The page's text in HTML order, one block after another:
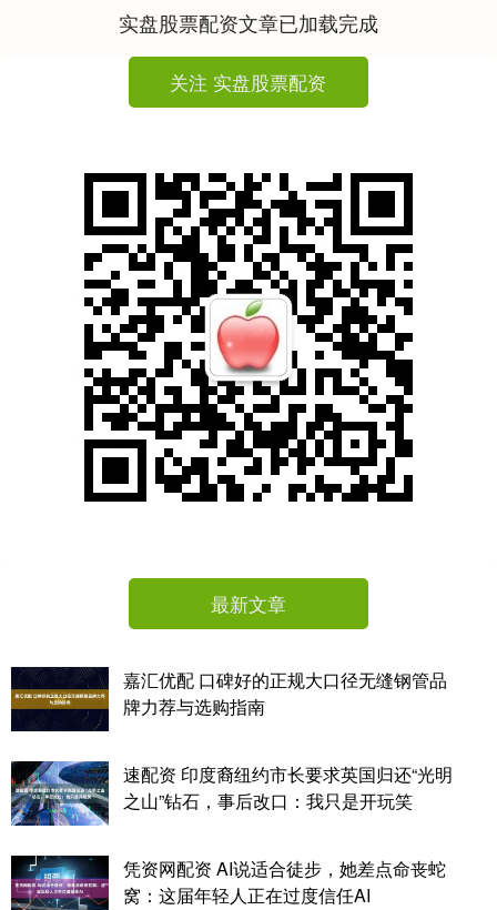
实盘股票配资文章已加载完成
关注 实盘股票配资
最新文章
嘉汇优配 口碑好的正规大口径无缝钢管品
牌力荐与选购指南
速配资 印度裔纽约市长要求英国归还“光明
之山”钻石，事后改口：我只是开玩笑
凭资网配资 AI说适合徒步，她差点命丧蛇
窝：这届年轻人正在过度信任AI